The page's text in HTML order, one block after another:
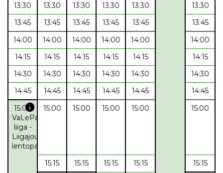
13:30
13:30 13:30 13:30 13:30
13:30
13:45
13:45 13:45 13:45 13:45
13:45
14:00
14:00 14:00 14:00 14:00
14:00
14:15
14:15 14:15 14:15 14:15
14:15
14:30
14:30 14:30 14:30 14:30
14:30
14:45
14:45 14:45 14:45 14:45
14:45
15:00info
VaLePa
liiga -
Liigajoukkue
lentopallo
15:00 15:00 15:00 15:00 15:00
15:15 15:15 15:15 15:15
15:15